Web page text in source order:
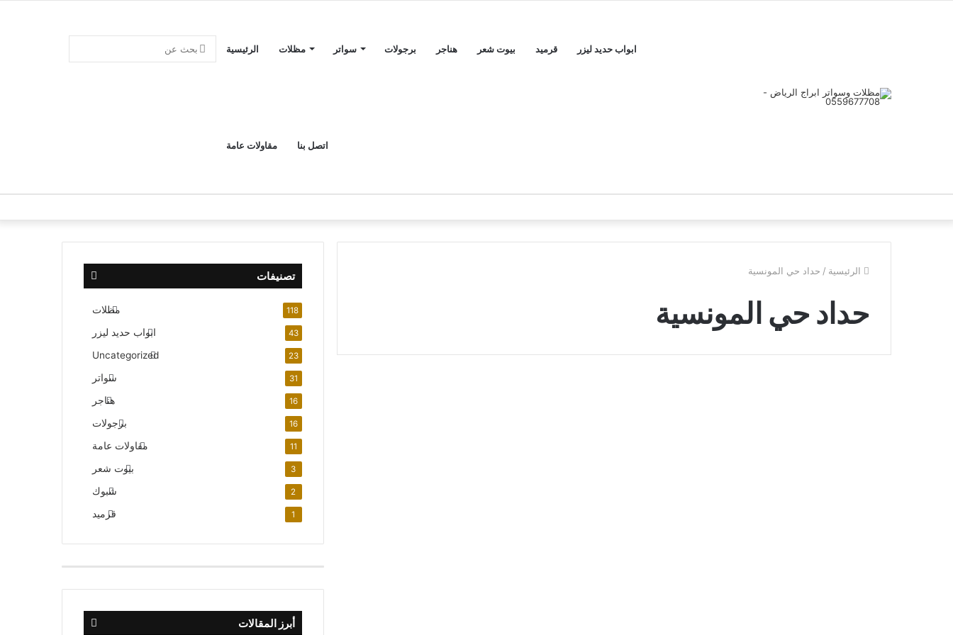
الرئيسية مظلات سواتر برجولات هناجر بيوت شعر قرميد ابواب حديد ليزر
مقاولات عامة اتصل بنا
بحث
الرئيسية / حداد حي المونسية
حداد حي المونسية
تصنيفات
مظلات 118
ابواب حديد ليزر 43
Uncategorized 23
سواتر 31
هناجر 16
برجولات 16
مقاولات عامة 11
بيوت شعر 3
شبوك 2
قرميد 1
أبرز المقالات